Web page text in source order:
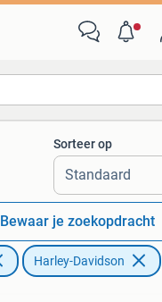
Alle afstanden…
Sorteer op
Bewaar je zoekopdracht
Harley-Davidson